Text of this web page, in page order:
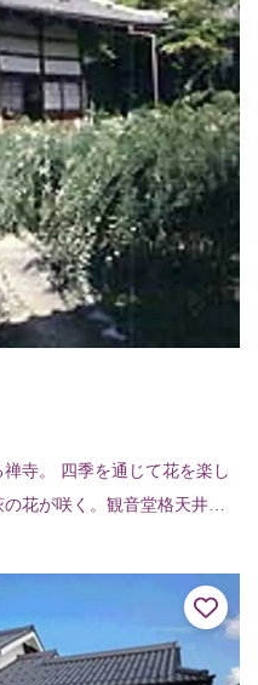
寺。 四季を通じて花を楽し
花が咲く。観音堂格天井は